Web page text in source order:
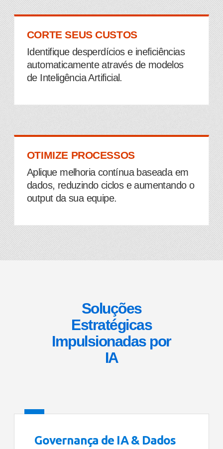
CORTE SEUS CUSTOS
Identifique desperdícios e ineficiências
automaticamente através de modelos
de Inteligência Artificial.
OTIMIZE PROCESSOS
Aplique melhoria contínua baseada em
dados, reduzindo ciclos e aumentando o
output da sua equipe.
Soluções
Estratégicas
Impulsionadas por
IA
Governança de IA & Dados